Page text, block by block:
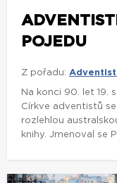
POJEDU
Z pořadu:
Na konci 90. let 19.
Církve adventistů
rozlehlou
knihy. Jmenoval se